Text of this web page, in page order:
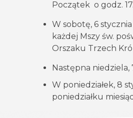
Początek o godz.
W sobotę, 6
każdej Mszy św.
Orszaku Trzech
Następna
W poniedziałek, 8
poniedziałku